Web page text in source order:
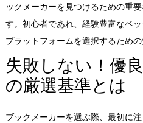
ックメーカーを見つけるための重
す。初心者であれ、経験豊富なベ
プラットフォームを選択するため
失敗しない！優
の厳選基準とは
ブックメーカーを選ぶ際、最初に